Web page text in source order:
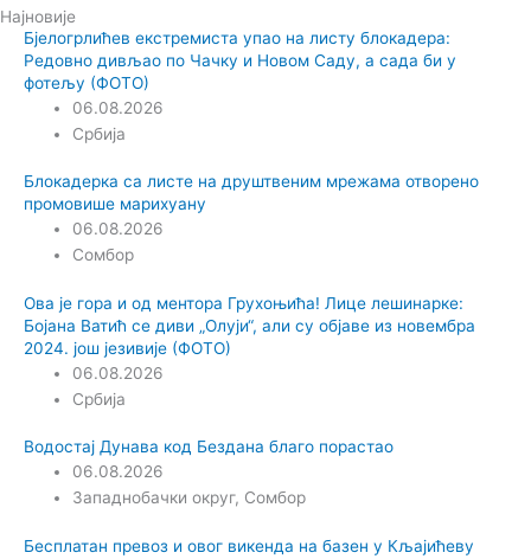
Најновије
Бјелогрлићев екстремиста упао на листу блокадера:
Редовно дивљао по Чачку и Новом Саду, а сада би у
фотељу (ФОТО)
06.08.2026
Србија
Блокадерка са листе на друштвеним мрежама отворено
промовише марихуану
06.08.2026
Сомбор
Ова је гора и од ментора Грухоњића! Лице лешинарке:
Бојана Ватић се диви „Олуји“, али су објаве из новембра
2024. још језивије (ФОТО)
06.08.2026
Србија
Водостај Дунава код Бездана благо порастао
06.08.2026
Западнобачки округ, Сомбор
Бесплатан превоз и овог викенда на базен у Кљајићеву